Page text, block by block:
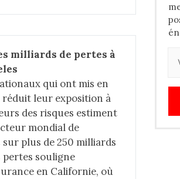
milliards de pertes à
qui ont mis en
réduit leur exposition à
des risques estiment
mondial de
plus de 250 milliards
pertes souligne
en Californie, où